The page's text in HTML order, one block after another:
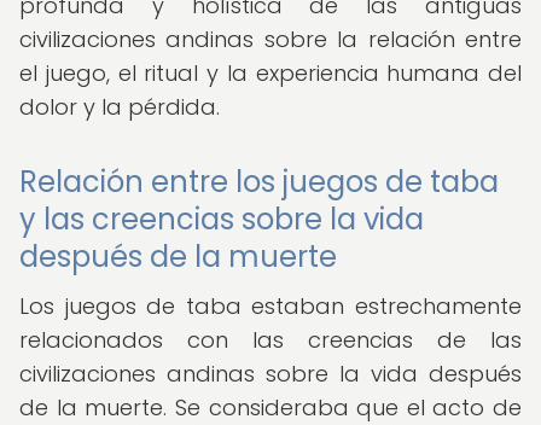
civilizaciones andinas sobre la relación entre
el juego, el ritual y la experiencia humana del
dolor y la pérdida.
Relación entre los juegos de taba
y las creencias sobre la vida
después de la muerte
Los juegos de taba estaban estrechamente
relacionados con las creencias de las
civilizaciones andinas sobre la vida después
de la muerte. Se consideraba que el acto de